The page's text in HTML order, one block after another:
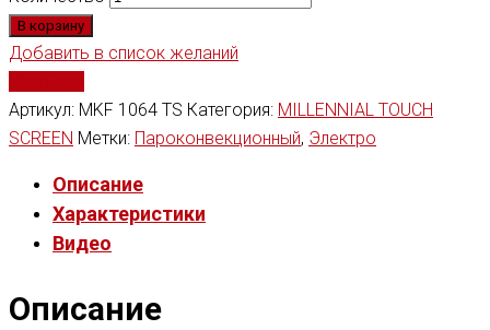
В корзину
Добавить в список желаний
Артикул: MKF 1064 TS Категория: MILLENNIAL TOUCH
SCREEN Метки: Пароконвекционный, Электро
Описание
Характеристики
Видео
Описание